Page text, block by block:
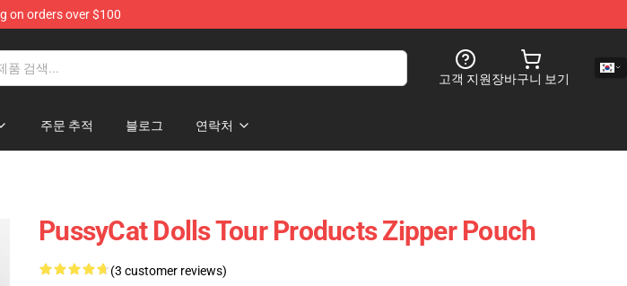
on orders over $100
고객 지원장바구니 보기
주문 추적 블로그 연락처
PussyCat Dolls Tour Products Zipper Pouch
(3 customer reviews)